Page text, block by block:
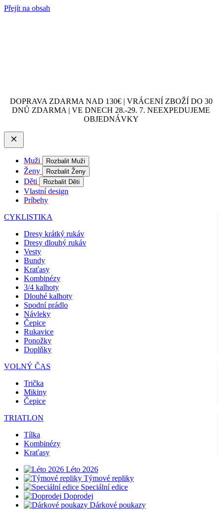
Přejít na obsah
DOPRAVA ZDARMA NAD 130€ | VRÁCENÍ ZBOŽÍ DO 30
DNŮ ZDARMA | VE DNECH 28.-29. 7. NEEXPEDUJEME
OBJEDNÁVKY
Muži Rozbalit Muži
Ženy Rozbalit Ženy
Děti Rozbalit Děti
Vlastní design
Príbehy
CYKLISTIKA
Dresy krátký rukáv
Dresy dlouhý rukáv
Vesty
Bundy
Kraťasy
Kombinézy
3/4 kalhoty
Dlouhé kalhoty
Spodní prádlo
Návleky
Čepice
Rukavice
Ponožky
Doplňky
VOLNÝ ČAS
Trička
Mikiny
Čepice
TRIATLON
Tílka
Kombinézy
Kraťasy
Léto 2026
Týmové repliky
Speciální edice
Doprodej
Dárkové poukazy